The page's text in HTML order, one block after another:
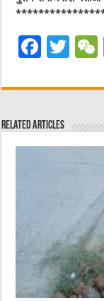
F
c
e
b
T
it
r
Related Articles